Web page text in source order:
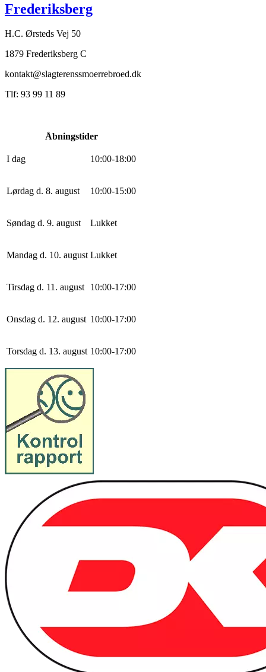
Frederiksberg
H.C. Ørsteds Vej 50
1879 Frederiksberg C
kontakt@slagterenssmoerrebroed.dk
Tlf: 93 99 11 89
Åbningstider
I dag 10:00-18:00
Lørdag d. 8. august 10:00-15:00
Søndag d. 9. august Lukket
Mandag d. 10. august Lukket
Tirsdag d. 11. august 10:00-17:00
Onsdag d. 12. august 10:00-17:00
Torsdag d. 13. august 10:00-17:00